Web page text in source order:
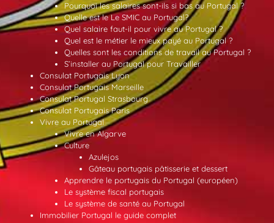
Pourquoi les salaires sont-ils si bas au Portugal ?
Quelle est le Le SMIC au Portugal?
Quel salaire faut-il pour vivre au Portugal ?
Quel est le métier le mieux payé au Portugal ?
Quelles sont les conditions de travail au Portugal ?
S’installer au Portugal pour Travailler
Consulat Portugais Lyon
Consulat Portugais Marseille
Consulat Portugal Strasbourg
Consulat Portugais Paris
Vivre au Portugal
Vivre en Algarve
Culture
Azulejos
Gâteau portugais pâtisserie et dessert
Apprendre le portugais du Portugal (européen)
Le système fiscal portugais
Le système de santé au Portugal
Immobilier Portugal le guide complet